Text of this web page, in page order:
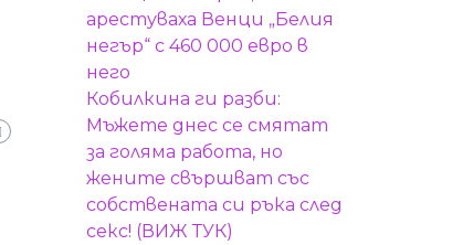
арестуваха Венци „Белия
негър“ с 460 000 евро в
него
Кобилкина ги разби:
Мъжете днес се смятат
за голяма работа, но
жените свършват със
собствената си ръка след
секс! (ВИЖ ТУК)